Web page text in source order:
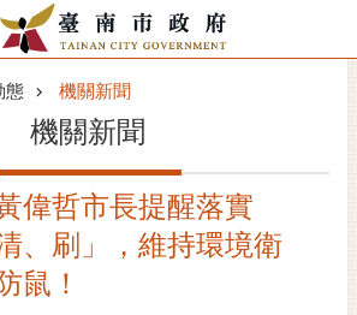
態 機關新聞
機關新聞
偉哲市長提醒落實
、刷」，維持環境衛
鼠！